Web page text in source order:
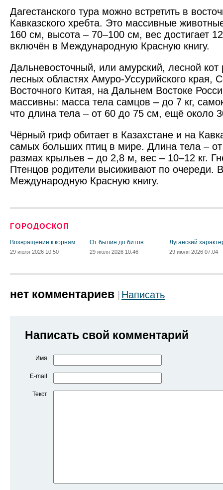
Дагестанского тура можно встретить в
Кавказского хребта. Это массивные
160 см, высота – 70–100 см, вес достигает
включён в Международную Красную книгу.
Дальневосточный, или амурский, лесной кот
лесных областях Амуро-Уссурийского края,
Восточного Китая, на Дальнем Востоке
массивны: масса тела самцов – до 7 кг,
что длина тела – от 60 до 75 см, ещё около
Чёрный гриф обитает в Казахстане и на
самых больших птиц в мире. Длина тела –
размах крыльев – до 2,8 м, вес – 10–12 кг.
Птенцов родители высиживают по очереди.
Международную Красную книгу.
ГОРОДОСКОП
Возвращение к корням
29 июля 2026 10:50
От былин до битов
29 июля 2026 10:46
Луганский
29 июля 2026 07:04
нет комментариев Написать
Написать свой комментарий
Имя
E-mail
Текст